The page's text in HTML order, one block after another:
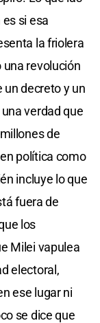
si esa
la friolera
una revolución
un decreto y un
verdad que
de
política como
incluye lo que
fuera de
los
Milei vapulea
electoral,
ese lugar ni
se dice que